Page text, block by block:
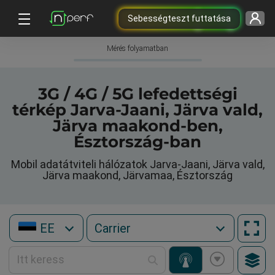
Sebességteszt futtatása
Mérés folyamatban
3G / 4G / 5G lefedettségi
térkép Jarva-Jaani, Järva vald,
Järva maakond-ben,
Észtország-ban
Mobil adatátviteli hálózatok Jarva-Jaani, Järva vald,
Järva maakond, Järvamaa, Észtország
EE